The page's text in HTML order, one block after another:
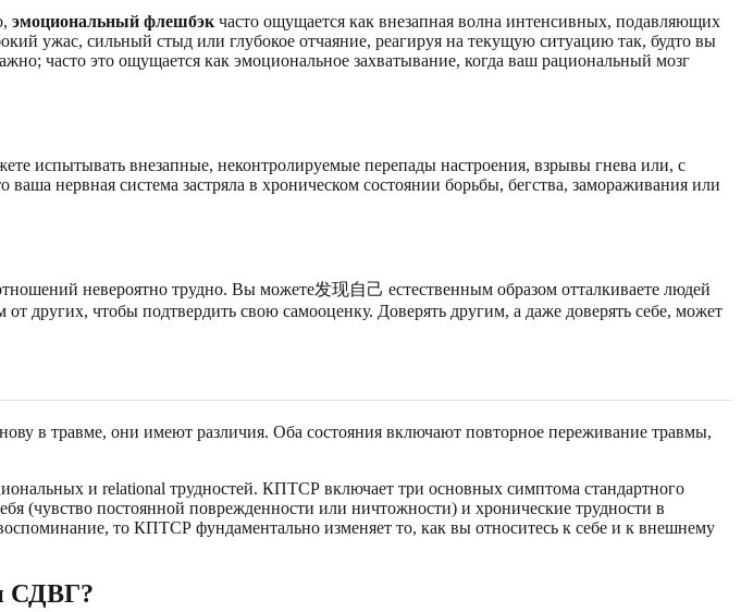
эмоциональный флешбэк часто ощущается как внезапная волна интенсивных, подавляющих
ужас, сильный стыд или глубокое отчаяние, реагируя на текущую ситуацию так, будто вы
часто это ощущается как эмоциональное захватывание, когда ваш рациональный мозг
испытывать внезапные, неконтролируемые перепады настроения, взрывы гнева или, с
нервная система застряла в хроническом состоянии борьбы, бегства, замораживания или
невероятно трудно. Вы можете发现自己 естественным образом отталкиваете людей
других, чтобы подтвердить свою самооценку. Доверять другим, а даже доверять себе, может
в травме, они имеют различия. Оба состояния включают повторное переживание травмы,
и relational трудностей. КПТСР включает три основных симптома стандартного
(чувство постоянной поврежденности или ничтожности) и хронические трудности в
то КПТСР фундаментально изменяет то, как вы относитесь к себе и к внешнему
СДВГ?